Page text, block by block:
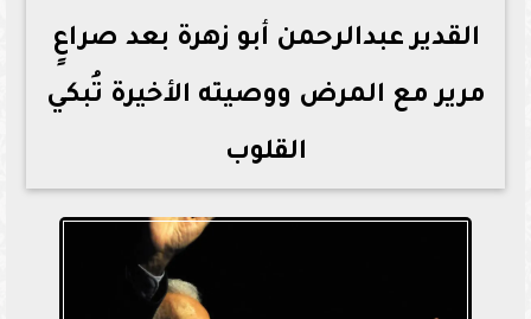
القدير عبدالرحمن أبو زهرة بعد صراعٍ
مرير مع المرض ووصيته الأخيرة تُبكي
القلوب